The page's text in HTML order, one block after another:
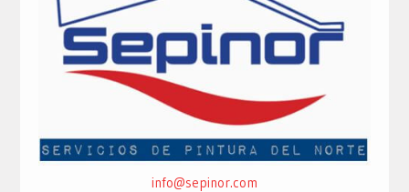
info@sepinor.com